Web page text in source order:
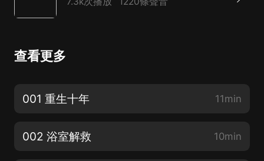
查看更多
001 重生十年 11min
002 浴室解救 10min